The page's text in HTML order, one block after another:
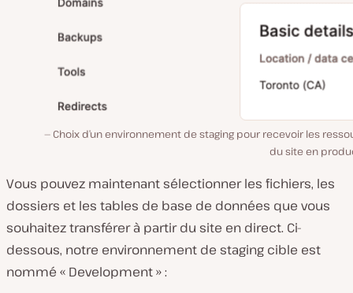
Choix d’un environnement de staging pour recevoir les
du site en
Vous pouvez maintenant sélectionner les fichiers, les
dossiers et les tables de base de données que vous
souhaitez transférer à partir du site en direct. Ci-
dessous, notre environnement de staging cible est
nommé « Development » :